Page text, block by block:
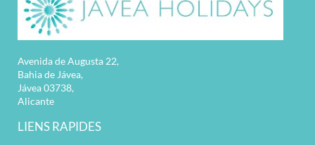
Avenida de Augusta 22,
Bahia de Jávea,
Jávea 03738,
Alicante
LIENS RAPIDES